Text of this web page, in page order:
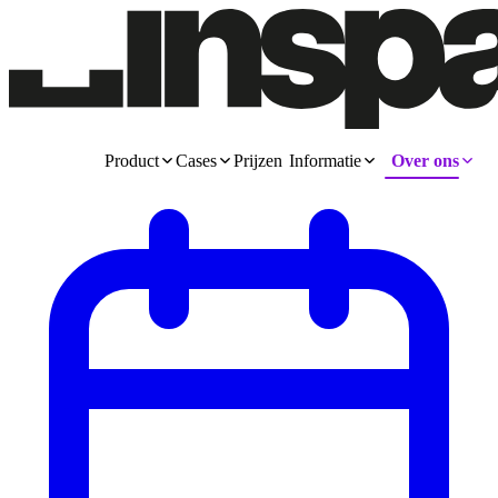
Product Cases Prijzen Informatie Over ons